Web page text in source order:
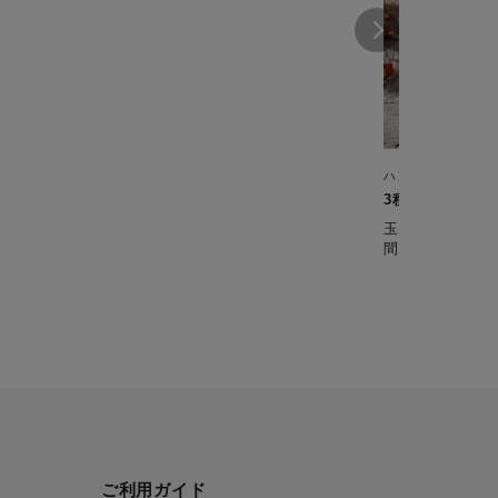
ハンディチョッパ
3種のキノコの
玉ねぎとキノコ
間！きのこは水
ご利用ガイド